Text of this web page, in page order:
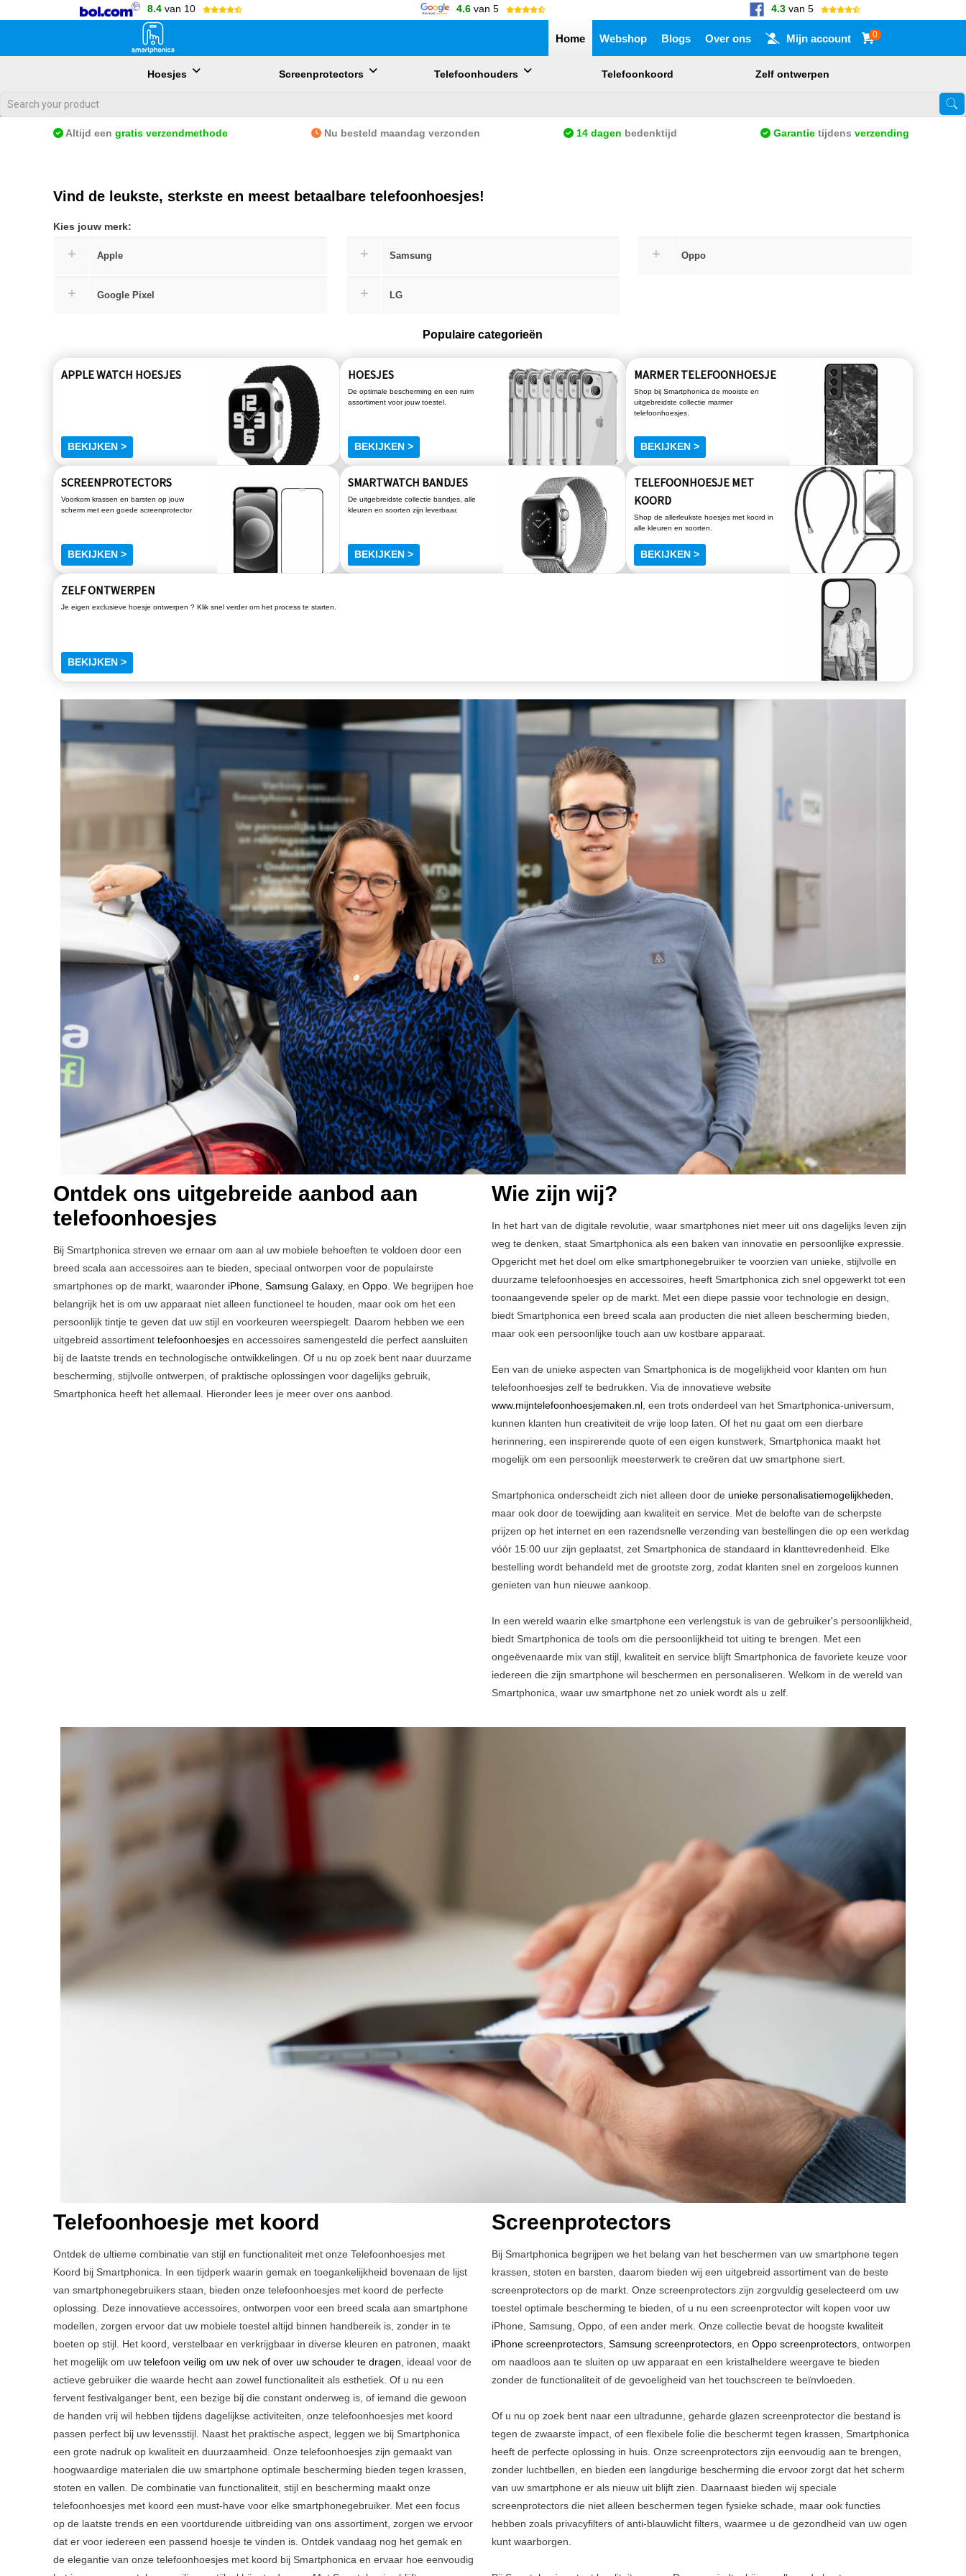
8.4 van 10 4.6 van 5 4.3 van 5
Als de resultaten voor automatisch aanvullen beschikbaar zijn, gebruik de pijlen om omhoog en omlaag te gaan naar de gewenste pagina. Touch-apparaat gebruikers, bewegen door aanraking of met
Home Webshop Blogs Over ons Mijn account 0
Hoesjes Screenprotectors Telefoonhouders Telefoonkoord Zelf ontwerpen
Altijd eengratis verzendmethode Nu besteld maandag verzonden 14 dagen bedenktijd Garantietijdens verzending
Vind de leukste, sterkste en meest betaalbare telefoonhoesjes!
Kies jouw merk:
Apple Samsung Oppo
Google Pixel LG
Populaire categorieën
APPLE WATCH HOESJES
BEKIJKEN >
HOESJES
De optimale bescherming en een ruim
assortiment voor jouw toestel.
BEKIJKEN >
MARMER TELEFOONHOESJE
Shop bij Smartphonica de mooiste en
uitgebreidste collectie marmer
telefoonhoesjes.
BEKIJKEN >
SCREENPROTECTORS
Voorkom krassen en barsten op jouw
scherm met een goede screenprotector
BEKIJKEN >
SMARTWATCH BANDJES
De uitgebreidste collectie bandjes, alle
kleuren en soorten zijn leverbaar.
BEKIJKEN >
TELEFOONHOESJE MET
KOORD
Shop de allerleukste hoesjes met koord in
alle kleuren en soorten.
BEKIJKEN >
ZELF ONTWERPEN
Je eigen exclusieve hoesje ontwerpen ? Klik snel verder om het process te starten.
BEKIJKEN >
Ontdek ons uitgebreide aanbod aan
telefoonhoesjes
Bij Smartphonica streven we ernaar om aan al uw mobiele behoeften te voldoen door een
breed scala aan accessoires aan te bieden, speciaal ontworpen voor de populairste
smartphones op de markt, waaronder iPhone,Samsung Galaxy, enOppo. We begrijpen hoe
belangrijk het is om uw apparaat niet alleen functioneel te houden, maar ook om het een
persoonlijk tintje te geven dat uw stijl en voorkeuren weerspiegelt. Daarom hebben we een
uitgebreid assortimenttelefoonhoesjes en accessoires samengesteld die perfect aansluiten
bij de laatste trends en technologische ontwikkelingen. Of u nu op zoek bent naar duurzame
bescherming, stijlvolle ontwerpen, of praktische oplossingen voor dagelijks gebruik,
Smartphonica heeft het allemaal. Hieronder lees je meer over ons aanbod.
Wie zijn wij?
In het hart van de digitale revolutie, waar smartphones niet meer uit ons dagelijks leven zijn
weg te denken, staat Smartphonica als een baken van innovatie en persoonlijke expressie.
Opgericht met het doel om elke smartphonegebruiker te voorzien van unieke, stijlvolle en
duurzame telefoonhoesjes en accessoires, heeft Smartphonica zich snel opgewerkt tot een
toonaangevende speler op de markt. Met een diepe passie voor technologie en design,
biedt Smartphonica een breed scala aan producten die niet alleen bescherming bieden,
maar ook een persoonlijke touch aan uw kostbare apparaat.
Een van de unieke aspecten van Smartphonica is de mogelijkheid voor klanten om hun
telefoonhoesjes zelf te bedrukken. Via de innovatieve website
www.mijntelefoonhoesjemaken.nl, een trots onderdeel van het Smartphonica-universum,
kunnen klanten hun creativiteit de vrije loop laten. Of het nu gaat om een dierbare
herinnering, een inspirerende quote of een eigen kunstwerk, Smartphonica maakt het
mogelijk om een persoonlijk meesterwerk te creëren dat uw smartphone siert.
Smartphonica onderscheidt zich niet alleen door deunieke personalisatiemogelijkheden,
maar ook door de toewijding aan kwaliteit en service. Met de belofte van de scherpste
prijzen op het internet en een razendsnelle verzending van bestellingen die op een werkdag
vóór 15:00 uur zijn geplaatst, zet Smartphonica de standaard in klanttevredenheid. Elke
bestelling wordt behandeld met de grootste zorg, zodat klanten snel en zorgeloos kunnen
genieten van hun nieuwe aankoop.
In een wereld waarin elke smartphone een verlengstuk is van de gebruiker's persoonlijkheid,
biedt Smartphonica de tools om die persoonlijkheid tot uiting te brengen. Met een
ongeëvenaarde mix van stijl, kwaliteit en service blijft Smartphonica de favoriete keuze voor
iedereen die zijn smartphone wil beschermen en personaliseren. Welkom in de wereld van
Smartphonica, waar uw smartphone net zo uniek wordt als u zelf.
Telefoonhoesje met koord
Ontdek de ultieme combinatie van stijl en functionaliteit met onze Telefoonhoesjes met
Koord bij Smartphonica. In een tijdperk waarin gemak en toegankelijkheid bovenaan de lijst
van smartphonegebruikers staan, bieden onze telefoonhoesjes met koord de perfecte
oplossing. Deze innovatieve accessoires, ontworpen voor een breed scala aan smartphone
modellen, zorgen ervoor dat uw mobiele toestel altijd binnen handbereik is, zonder in te
boeten op stijl. Het koord, verstelbaar en verkrijgbaar in diverse kleuren en patronen, maakt
het mogelijk om uwtelefoon veilig om uw nek of over uw schouder te dragen , ideaal voor de
actieve gebruiker die waarde hecht aan zowel functionaliteit als esthetiek. Of u nu een
fervent festivalganger bent, een bezige bij die constant onderweg is, of iemand die gewoon
de handen vrij wil hebben tijdens dagelijkse activiteiten, onze telefoonhoesjes met koord
passen perfect bij uw levensstijl. Naast het praktische aspect, leggen we bij Smartphonica
een grote nadruk op kwaliteit en duurzaamheid. Onze telefoonhoesjes zijn gemaakt van
hoogwaardige materialen die uw smartphone optimale bescherming bieden tegen krassen,
stoten en vallen. De combinatie van functionaliteit, stijl en bescherming maakt onze
telefoonhoesjes met koord een must-have voor elke smartphonegebruiker. Met een focus
op de laatste trends en een voortdurende uitbreiding van ons assortiment, zorgen we ervoor
dat er voor iedereen een passend hoesje te vinden is. Ontdek vandaag nog het gemak en
de elegantie van onze telefoonhoesjes met koord bij Smartphonica en ervaar hoe eenvoudig
Screenprotectors
Bij Smartphonica begrijpen we het belang van het beschermen van uw smartphone tegen
krassen, stoten en barsten, daarom bieden wij een uitgebreid assortiment van de beste
screenprotectors op de markt. Onze screenprotectors zijn zorgvuldig geselecteerd om uw
toestel optimale bescherming te bieden, of u nu een screenprotector wilt kopen voor uw
iPhone, Samsung, Oppo, of een ander merk. Onze collectie bevat de hoogste kwaliteit
iPhone screenprotectors ,Samsung screenprotectors , enOppo screenprotectors , ontworpen
om naadloos aan te sluiten op uw apparaat en een kristalheldere weergave te bieden
zonder de functionaliteit of de gevoeligheid van het touchscreen te beïnvloeden.
Of u nu op zoek bent naar een ultradunne, geharde glazen screenprotector die bestand is
tegen de zwaarste impact, of een flexibele folie die beschermt tegen krassen, Smartphonica
heeft de perfecte oplossing in huis. Onze screenprotectors zijn eenvoudig aan te brengen,
zonder luchtbellen, en bieden een langdurige bescherming die ervoor zorgt dat het scherm
van uw smartphone er als nieuw uit blijft zien. Daarnaast bieden wij speciale
screenprotectors die niet alleen beschermen tegen fysieke schade, maar ook functies
hebben zoals privacyfilters of anti-blauwlicht filters, waarmee u de gezondheid van uw ogen
kunt waarborgen.